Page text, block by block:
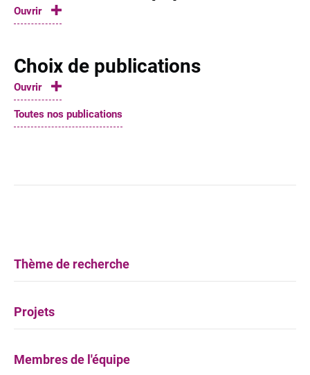
Ouvrir
Choix de publications
Ouvrir
Toutes nos publications
Thème de recherche
Projets
Membres de l'équipe